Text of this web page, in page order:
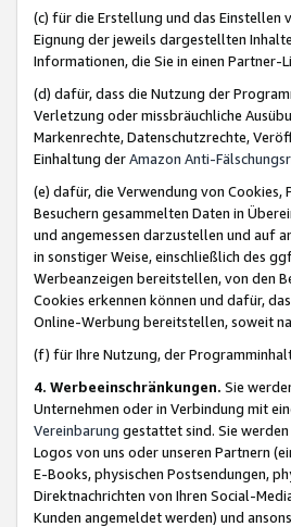
(c) für die Erstellung und das
Eignung der jeweils dargestellten
Informationen, die Sie in einen
(d) dafür, dass die Nutzung der
Verletzung oder missbräuchliche
Markenrechte, Datenschutzrechte,
Einhaltung derAmazon Anti-
(e) dafür, die Verwendung von Cookies,
Besuchern gesammelten Daten in
und angemessen darzustellen und auf
in sonstiger Weise, einschließlich des
Werbeanzeigen bereitstellen, von den
Cookies erkennen können und dafür,
Online-Werbung bereitstellen, soweit
(f) für Ihre Nutzung, der
4. Werbeeinschränkungen. Sie
Unternehmen oder in Verbindung mit
Vereinbarung gestattet sind. Sie
Logos von uns oder unseren Partnern
E-Books, physischen Postsendungen,
Direktnachrichten von Ihren Social-
Kunden angemeldet werden) und